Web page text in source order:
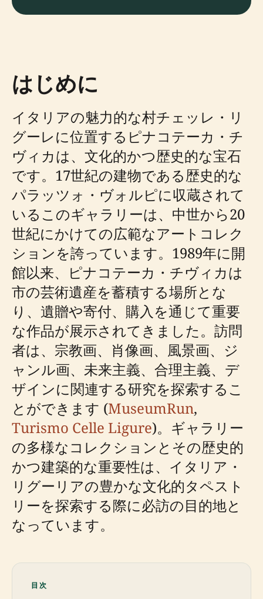
はじめに
イタリアの魅力的な村チェッレ・リ
グーレに位置するピナコテーカ・チ
ヴィカは、文化的かつ歴史的な宝石
です。17世紀の建物である歴史的な
パラッツォ・ヴォルピに収蔵されて
いるこのギャラリーは、中世から20
世紀にかけての広範なアートコレク
ションを誇っています。1989年に開
館以来、ピナコテーカ・チヴィカは
市の芸術遺産を蓄積する場所とな
り、遺贈や寄付、購入を通じて重要
な作品が展示されてきました。訪問
者は、宗教画、肖像画、風景画、ジ
ャンル画、未来主義、合理主義、デ
ザインに関連する研究を探索するこ
とができます (MuseumRun,
Turismo Celle Ligure)。ギャラリー
の多様なコレクションとその歴史的
かつ建築的な重要性は、イタリア・
リグーリアの豊かな文化的タペスト
リーを探索する際に必訪の目的地と
なっています。
目次